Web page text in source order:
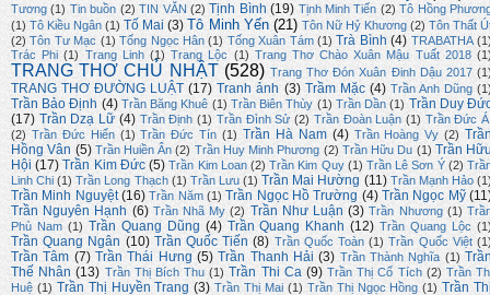
Tương (1) Tin buồn (2) TIN VĂN (2) Tịnh Bình (19) Tịnh Minh Tiến (2) Tô Hồng
(1) Tô Kiều Ngân (1) Tố Mai (3) Tô Minh Yến (21) Tôn Nữ Hỷ Khương (2) Tôn Thất
(2) Tôn Tư Mạc (1) Tống Ngọc Hân (1) Tống Xuân Tám (1) Trà Bình (4) TRABATHA
Trác Phi (1) Trang Linh (1) Trang Lộc (1) Trang Thơ Chào Xuân Mậu Tuất 2018
TRANG THƠ CHỦ NHẬT (528) Trang Thơ Đón Xuân Đinh Dậu 2017
TRANG THƠ ĐƯỜNG LUẬT (17) Tranh ảnh (3) Trầm Mặc (4) Trần Anh Dũng
Trần Bảo Định (4) Trần Băng Khuê (1) Trần Biên Thùy (1) Trần Dần (1) Trần Duy
(17) Trần Dzạ Lữ (4) Trần Định (1) Trần Đình Sử (2) Trần Đoàn Luận (1) Trần Đức
(2) Trần Đức Hiển (1) Trần Đức Tín (1) Trần Hà Nam (4) Trần Hoàng Vy (2)
Hồng Vân (5) Trần Huiền Ân (2) Trần Huy Minh Phương (2) Trần Hữu Du (1) Trần
Hội (17) Trần Kim Đức (5) Trần Kim Loan (2) Trần Kim Quy (1) Trần Lê Sơn Ý (2)
Linh Chi (1) Trần Long Thạch (1) Trần Lưu (1) Trần Mai Hường (11) Trần Mạnh Hảo
Trần Minh Nguyệt (16) Trần Năm (1) Trần Ngọc Hồ Trường (4) Trần Ngọc Mỹ
Trần Nguyên Hạnh (6) Trần Nhã My (2) Trần Như Luận (3) Trần Nhương (1)
Phù Nam (1) Trần Quang Dũng (4) Trần Quang Khanh (12) Trần Quang Lộc
Trần Quang Ngân (10) Trần Quốc Tiến (8) Trần Quốc Toàn (1) Trần Quốc Việt
Trần Tâm (7) Trần Thái Hưng (5) Trần Thanh Hải (3) Trần Thành Nghĩa (1)
Thế Nhân (13) Trần Thị Bích Thu (1) Trần Thi Ca (9) Trần Thị Cổ Tích (2) Trần
Huệ (1) Trần Thị Huyền Trang (3) Trần Thị Mai (1) Trần Thị Ngọc Hồng (1) Trần